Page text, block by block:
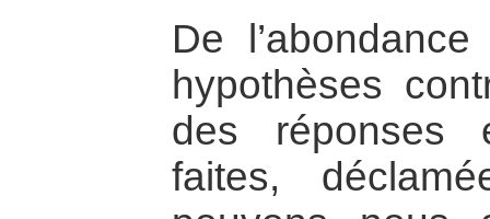
De
hypothèses
des réponses
faites,